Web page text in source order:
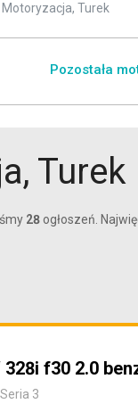
Motoryzacja, Turek
Pozostała
Turek
28 ogłoszeń.
328i f30 2.0
Seria 3